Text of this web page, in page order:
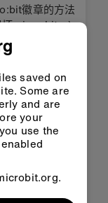
徽章的方法
坏micro:bit。)
个项目更易
saved on
Some are
and are
your
use the